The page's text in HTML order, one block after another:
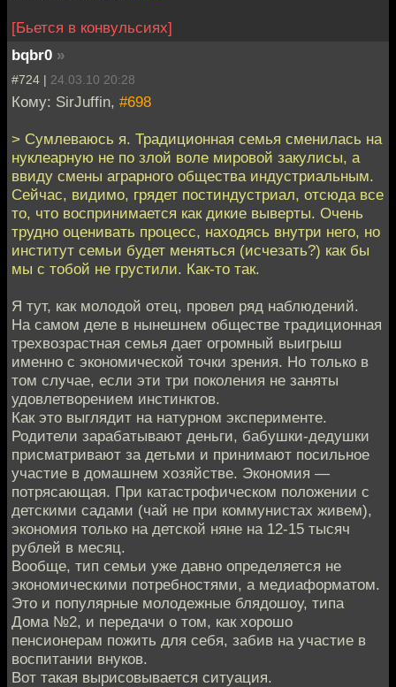
[Бьется в конвульсиях]
bqbr0 »
#724 | 24.03.10 20:28
Кому: SirJuffin, #698
> Сумлеваюсь я. Традиционная семья сменилась на
нуклеарную не по злой воле мировой закулисы, а
ввиду смены аграрного общества индустриальным.
Сейчас, видимо, грядет постиндустриал, отсюда все
то, что воспринимается как дикие выверты. Очень
трудно оценивать процесс, находясь внутри него, но
институт семьи будет меняться (исчезать?) как бы
мы с тобой не грустили. Как-то так.
Я тут, как молодой отец, провел ряд наблюдений.
На самом деле в нынешнем обществе традиционная
трехвозрастная семья дает огромный выигрыш
именно с экономической точки зрения. Но только в
том случае, если эти три поколения не заняты
удовлетворением инстинктов.
Как это выглядит на натурном эксперименте.
Родители зарабатывают деньги, бабушки-дедушки
присматривают за детьми и принимают посильное
участие в домашнем хозяйстве. Экономия —
потрясающая. При катастрофическом положении с
детскими садами (чай не при коммунистах живем),
экономия только на детской няне на 12-15 тысяч
рублей в месяц.
Вообще, тип семьи уже давно определяется не
экономическими потребностями, а медиаформатом.
Это и популярные молодежные блядошоу, типа
Дома №2, и передачи о том, как хорошо
пенсионерам пожить для себя, забив на участие в
воспитании внуков.
Вот такая вырисовывается ситуация.